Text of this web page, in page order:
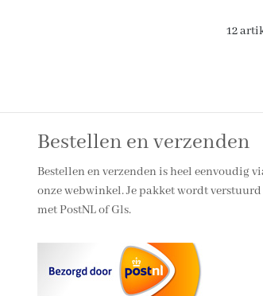
12
Bestellen en verzenden
Bestellen en verzenden is heel eenvoudig
onze webwinkel. Je pakket wordt verstuurd
met PostNL of Gls.